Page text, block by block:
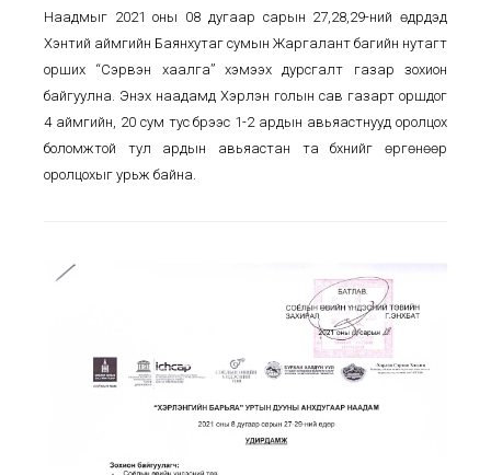
Наадмыг 2021 оны 08 дугаар сарын 27,28,29-ний өдрүүдэд
Хэнтий аймгийн Баянхутаг сумын Жаргалант багийн нутагт
орших “Сэрвэн хаалга” хэмээх дурсгалт газар зохион
байгуулна. Энэхүү наадамд Хэрлэн голын сав газарт оршдог
4 аймгийн, 20 сум тус бүрээс 1-2 ардын авьяастнууд оролцох
боломжтой тул ардын авьяастан та бүхнийг өргөнөөр
оролцохыг урьж байна.